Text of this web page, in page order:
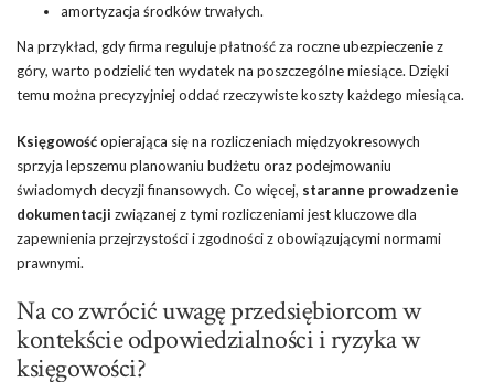
amortyzacja środków trwałych.
Na przykład, gdy firma reguluje płatność za roczne ubezpieczenie z
góry, warto podzielić ten wydatek na poszczególne miesiące. Dzięki
temu można precyzyjniej oddać rzeczywiste koszty każdego miesiąca.
Księgowośćopierająca się na rozliczeniach międzyokresowych
sprzyja lepszemu planowaniu budżetu oraz podejmowaniu
świadomych decyzji finansowych. Co więcej, staranne prowadzenie
dokumentacji związanej z tymi rozliczeniami jest kluczowe dla
zapewnienia przejrzystości i zgodności z obowiązującymi normami
prawnymi.
Na co zwrócić uwagę przedsiębiorcom w
kontekście odpowiedzialności i ryzyka w
księgowości?